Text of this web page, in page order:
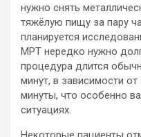
нужно снять
тяжёлую пищу за пару
планируется
МРТ нередко нужно
процедура длится
минут, в зависимости
минуты, что особенно
ситуациях.